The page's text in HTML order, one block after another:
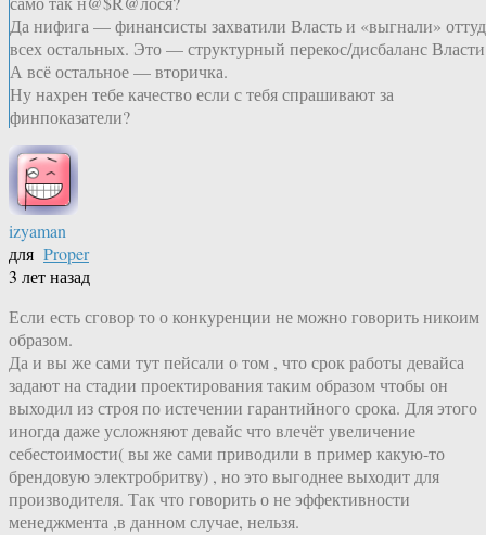
Да нифига — финансисты захватили Власть и «выгнали»
всех остальных. Это — структурный перекос/дисбаланс
А всё остальное — вторичка.
Ну нахрен тебе качество если с тебя спрашивают за
финпоказатели?
izyaman
для Proper
3 лет назад
Если есть сговор то о конкуренции не можно говорить никоим
образом.
Да и вы же сами тут пейсали о том , что срок работы девайса
задают на стадии проектирования таким образом чтобы он
выходил из строя по истечении гарантийного срока. Для этого
иногда даже усложняют девайс что влечёт увеличение
себестоимости( вы же сами приводили в пример какую-то
брендовую электробритву) , но это выгоднее выходит для
производителя. Так что говорить о не эффективности
менеджмента ,в данном случае, нельзя.